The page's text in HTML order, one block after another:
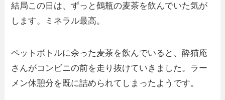
結局この日は、ずっと鶴瓶の麦茶を飲んでいた気が
します。ミネラル最高。
ペットボトルに余った麦茶を飲んでいると、酔猫庵
さんがコンビニの前を走り抜けていきました。ラー
メン休憩分を既に詰められてしまったようです。